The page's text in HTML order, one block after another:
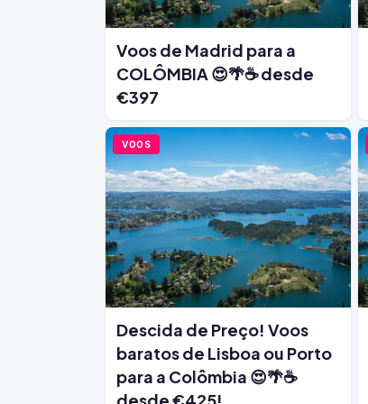
Voos de Madrid para a
COLÔMBIA 😍🌴☕ desde
€397
VOOS
Descida de Preço! Voos
baratos de Lisboa ou Porto
para a Colômbia 😍🌴☕